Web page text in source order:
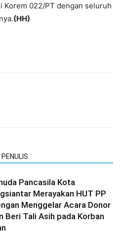
Korem 022/PT dengan seluruh
(HH)
PENULIS
Pancasila Kota
Merayakan HUT PP
Menggelar Acara Donor
Beri Tali Asih pada Korban